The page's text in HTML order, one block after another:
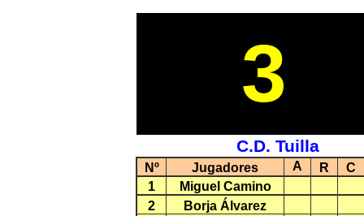
3
C.D. Tuilla
Nº Jugadores A R
C
1
Miguel Camino
2
Borja Álvarez